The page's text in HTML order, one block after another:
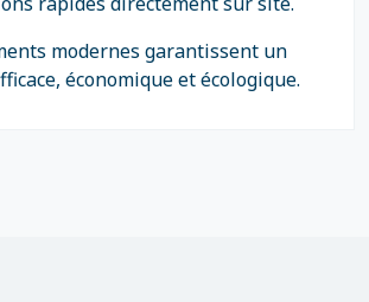
modernes garantissent un
économique et écologique.